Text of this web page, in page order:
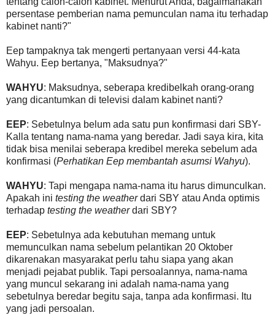
persentase pemberian nama pemunculan nama itu terhadap
kabinet nanti?"
Eep tampaknya tak mengerti pertanyaan versi 44-kata
Wahyu. Eep bertanya, "Maksudnya?"
WAHYU: Maksudnya, seberapa kredibelkah orang-orang
yang dicantumkan di televisi dalam kabinet nanti?
EEP: Sebetulnya belum ada satu pun konfirmasi dari SBY-
Kalla tentang nama-nama yang beredar. Jadi saya kira, kita
tidak bisa menilai seberapa kredibel mereka sebelum ada
konfirmasi (Perhatikan Eep membantah asumsi Wahyu).
WAHYU: Tapi mengapa nama-nama itu harus dimunculkan.
Apakah ini testing the weatherdari SBY atau Anda optimis
terhadap testing the weatherdari SBY?
EEP: Sebetulnya ada kebutuhan memang untuk
memunculkan nama sebelum pelantikan 20 Oktober
dikarenakan masyarakat perlu tahu siapa yang akan
menjadi pejabat publik. Tapi persoalannya, nama-nama
yang muncul sekarang ini adalah nama-nama yang
sebetulnya beredar begitu saja, tanpa ada konfirmasi. Itu
yang jadi persoalan.